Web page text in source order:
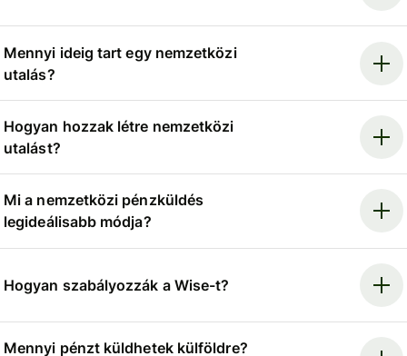
Mennyi ideig tart egy nemzetközi
utalás?
Hogyan hozzak létre nemzetközi
utalást?
Mi a nemzetközi pénzküldés
legideálisabb módja?
Hogyan szabályozzák a Wise-t?
Mennyi pénzt küldhetek külföldre?